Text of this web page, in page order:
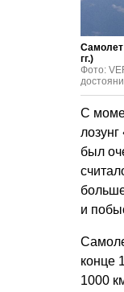
Самолет
гг.)
Фото:
С
был
и
конце
1000